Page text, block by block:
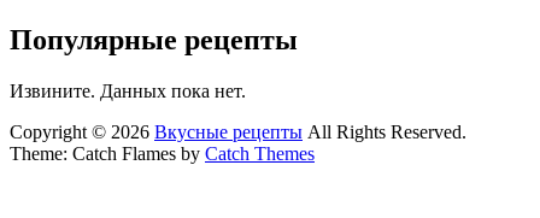
Популярные рецепты
Извините. Данных пока нет.
Copyright © 2026 Вкусные рецепты All Rights Reserved.
Theme: Catch Flames by Catch Themes